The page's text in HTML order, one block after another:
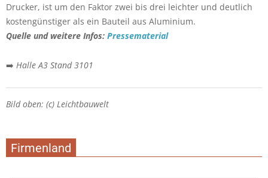
Drucker, ist um den Faktor zwei bis drei leichter und deutlich
kostengünstiger als ein Bauteil aus Aluminium.
Quelle und weitere Infos: Pressematerial
➡️ Halle A3 Stand 3101
Bild oben: (c) Leichtbauwelt
Firmenland